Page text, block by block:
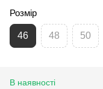
Розмір
46 48 50
В наявності